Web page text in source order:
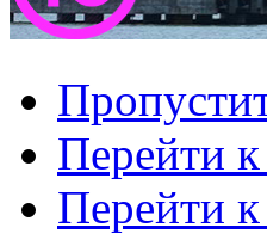
Перейти
Перейти